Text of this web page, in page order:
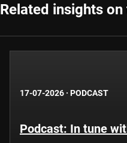
Related insights
17-07-2026 · PODCAST
Podcast: In tune